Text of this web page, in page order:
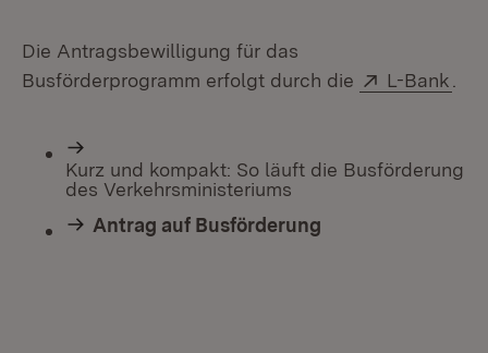
Die Antragsbewilligung für das
Busförderprogramm erfolgt durch die
Extern:
L-Bank
Kurz und kompakt: So läuft die Busförderung
des Verkehrsministeriums
Antrag auf Busförderung